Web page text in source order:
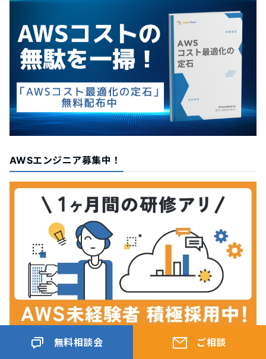
AWSエンジニア募集中！
無料相談会 ご相談